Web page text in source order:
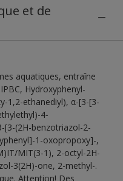
et de
aquatiques, entraîne
Hydroxyphenyl-
1,2-ethanediyl), α-[3-[3-
4-
(2H-benzotriazol-2-
1-oxopropoxy]-,
MIT(3-1), 2-octyl-2H-
3(2H)-one, 2-methyl-.
Attention! Des